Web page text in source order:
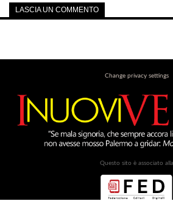
LASCIA UN COMMENTO
Change privacy settings
Questo sito è associato alla